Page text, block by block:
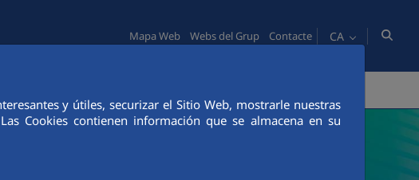
y útiles, securizar el Sitio Web, mostrarle nuestras
Cookies contienen información que se almacena en su
Mapa Web Webs del Grup Contacte CA